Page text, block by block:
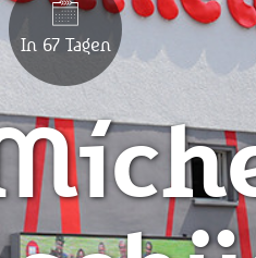
In 67 Tagen